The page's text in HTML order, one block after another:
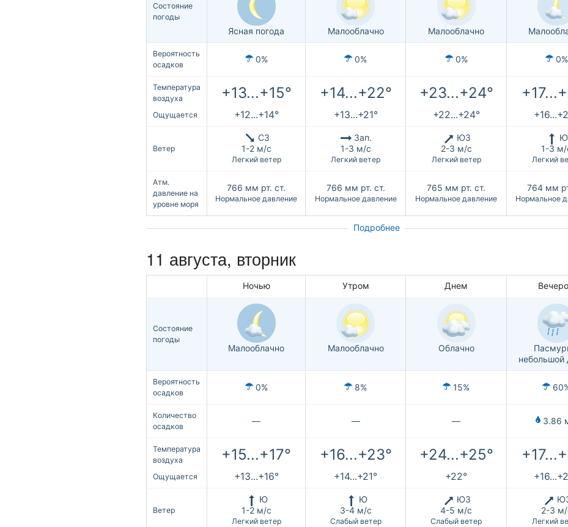
Состояние
погоды
Ясная погода Малооблачно Малооблачно
Вероятность
осадков
0% 0% 0% 0%
Температура
воздуха
+13...+15° +14...+22° +23...+24°
Ощущается +12...+14° +13...+21° +22...+24°
Ветер
СЗ
1-2 м/с
Легкий ветер
Зап.
1-3 м/с
Легкий ветер
ЮЗ
2-3 м/с
Легкий ветер
Ю
1-3 м/
Легкий
Атм.
давление на
уровне моря
766 мм рт. ст.
Нормальное давление
766 мм рт. ст.
Нормальное давление
765 мм рт. ст.
Нормальное давление
764 мм
Нормальное
Подробнее
11 августа, вторник
Ночью Утром Днем
Состояние
погоды
Малооблачно Малооблачно Облачно
небольшой
Вероятность
осадков
0% 8% 15%
Количество
осадков
— — — 3.86
Температура
воздуха
+15...+17° +16...+23° +24...+25°
Ощущается +13...+16° +14...+21° +22°
Ветер
Ю
1-2 м/с
Легкий ветер
Ю
3-4 м/с
Слабый ветер
ЮЗ
4-5 м/с
Слабый ветер
2-3 м/
Легкий